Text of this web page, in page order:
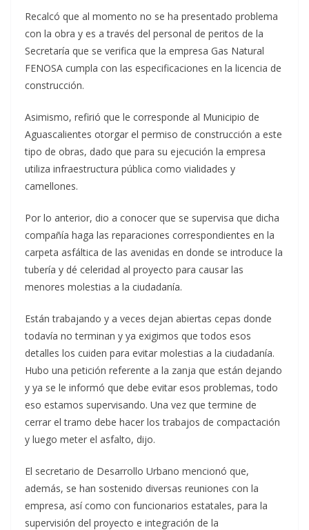
Recalcó que al momento no se ha presentado problema
con la obra y es a través del personal de peritos de la
Secretaría que se verifica que la empresa Gas Natural
FENOSA cumpla con las especificaciones en la licencia de
construcción.
Asimismo, refirió que le corresponde al Municipio de
Aguascalientes otorgar el permiso de construcción a este
tipo de obras, dado que para su ejecución la empresa
utiliza infraestructura pública como vialidades y
camellones.
Por lo anterior, dio a conocer que se supervisa que dicha
compañía haga las reparaciones correspondientes en la
carpeta asfáltica de las avenidas en donde se introduce la
tubería y dé celeridad al proyecto para causar las
menores molestias a la ciudadanía.
Están trabajando y a veces dejan abiertas cepas donde
todavía no terminan y ya exigimos que todos esos
detalles los cuiden para evitar molestias a la ciudadanía.
Hubo una petición referente a la zanja que están dejando
y ya se le informó que debe evitar esos problemas, todo
eso estamos supervisando. Una vez que termine de
cerrar el tramo debe hacer los trabajos de compactación
y luego meter el asfalto, dijo.
El secretario de Desarrollo Urbano mencionó que,
además, se han sostenido diversas reuniones con la
empresa, así como con funcionarios estatales, para la
supervisión del proyecto e integración de la